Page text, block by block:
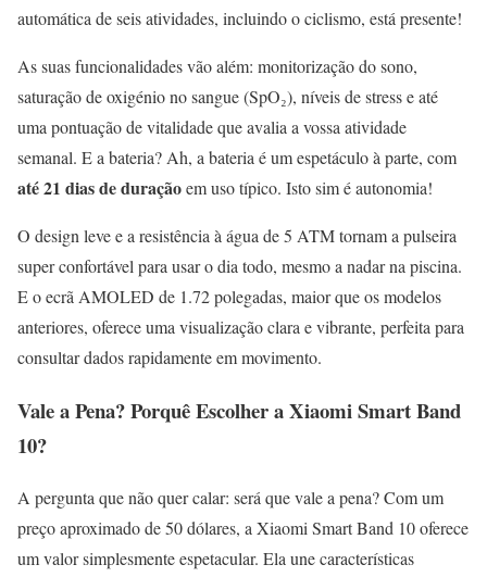
automática de seis atividades, incluindo o ciclismo, está presente!
As suas funcionalidades vão além: monitorização do sono,
saturação de oxigénio no sangue (SpO₂), níveis de stress e até
uma pontuação de vitalidade que avalia a vossa atividade
semanal. E a bateria? Ah, a bateria é um espetáculo à parte, com
até 21 dias de duraçãoem uso típico. Isto sim é autonomia!
O design leve e a resistência à água de 5 ATM tornam a pulseira
super confortável para usar o dia todo, mesmo a nadar na piscina.
E o ecrã AMOLED de 1.72 polegadas, maior que os modelos
anteriores, oferece uma visualização clara e vibrante, perfeita para
consultar dados rapidamente em movimento.
Vale a Pena? Porquê Escolher a Xiaomi Smart Band
10?
A pergunta que não quer calar: será que vale a pena? Com um
preço aproximado de 50 dólares, a Xiaomi Smart Band 10 oferece
um valor simplesmente espetacular. Ela une características